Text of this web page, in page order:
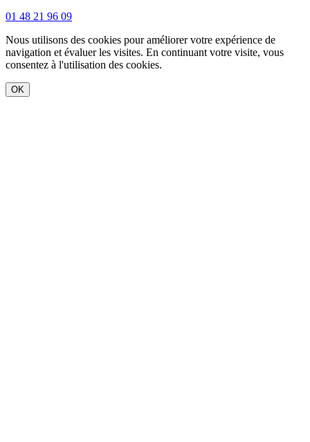
01 48 21 96 09
Nous utilisons des cookies pour améliorer votre expérience de
navigation et évaluer les visites. En continuant votre visite, vous
consentez à l'utilisation des cookies.
OK